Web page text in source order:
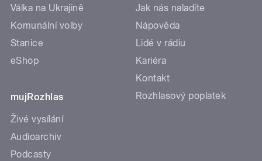
Válka na Ukrajině
Komunální volby
Stanice
eShop
mujRozhlas
Živé vysílání
Audioarchiv
Podcasty
Jak nás naladíte
Nápověda
Lidé v rádiu
Kariéra
Kontakt
Rozhlasový poplatek